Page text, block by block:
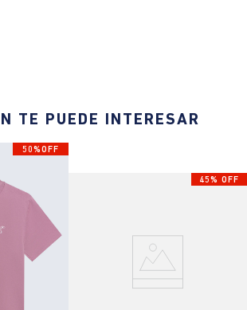
TE PUEDE INTERESAR
50%OFF
45% OFF